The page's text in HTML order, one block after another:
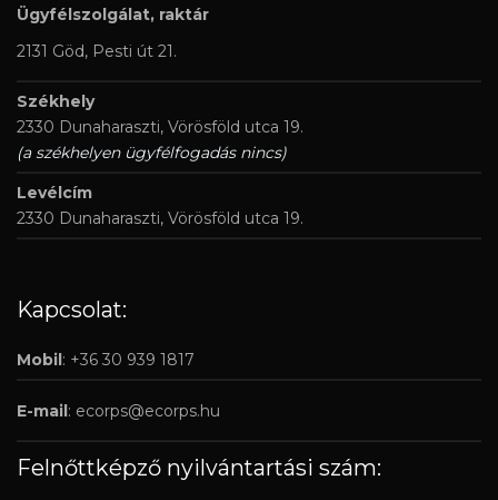
Ügyfélszolgálat, raktár
2131 Göd, Pesti út 21.
Székhely
2330 Dunaharaszti, Vörösföld utca 19.
(a székhelyen ügyfélfogadás nincs)
Levélcím
2330 Dunaharaszti, Vörösföld utca 19.
Kapcsolat:
Mobil : +36 30 939 1817
E-mail : ecorps@ecorps.hu
Felnőttképző nyilvántartási szám: